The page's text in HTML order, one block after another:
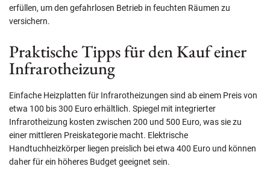
erfüllen, um den gefahrlosen Betrieb in feuchten Räumen zu
versichern.
Praktische Tipps für den Kauf einer
Infrarotheizung
Einfache Heizplatten für Infrarotheizungen sind ab einem Preis von
etwa 100 bis 300 Euro erhältlich. Spiegel mit integrierter
Infrarotheizung kosten zwischen 200 und 500 Euro, was sie zu
einer mittleren Preiskategorie macht. Elektrische
Handtuchheizkörper liegen preislich bei etwa 400 Euro und können
daher für ein höheres Budget geeignet sein.